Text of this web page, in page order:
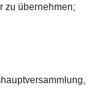
zu übernehmen;